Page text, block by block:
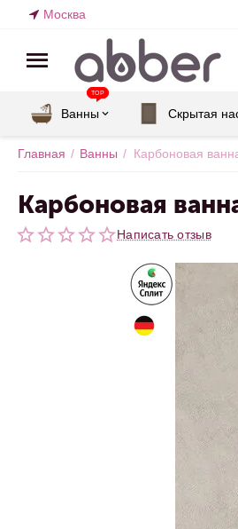
Москва
Ванны
TOP
Скрытая
Главная / Ванны / Карбоновая
Карбоновая
Написать отзыв